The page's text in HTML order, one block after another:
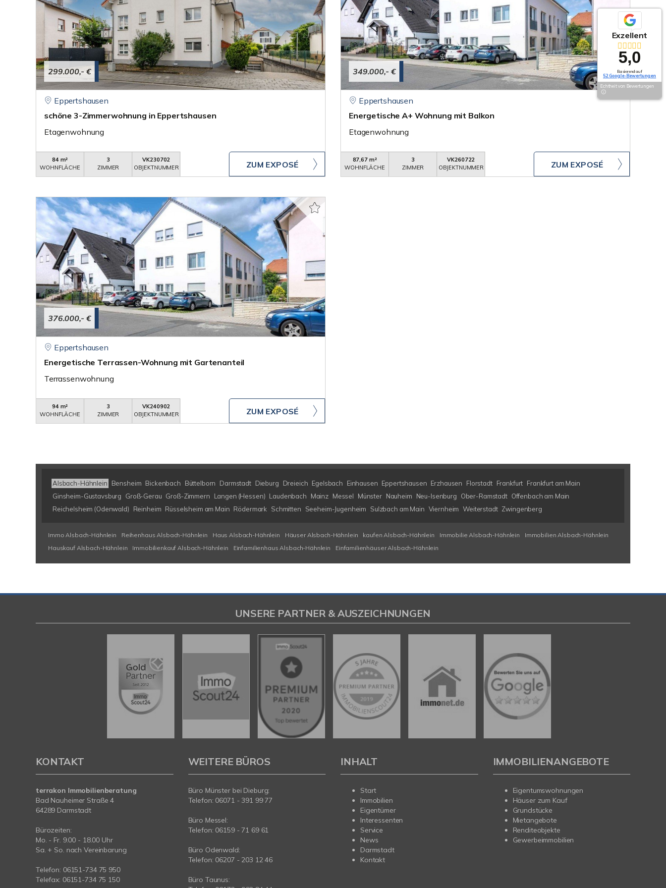
299.000,- €
Eppertshausen
schöne 3-Zimmerwohnung in Eppertshausen
Etagenwohnung
84 m²
WOHNFLÄCHE
3
ZIMMER
VK230702
OBJEKTNUMMER
ZUM EXPOSÉ
349.000,- €
Eppertshausen
Energetische A+ Wohnung mit Balkon
Etagenwohnung
87,67 m²
WOHNFLÄCHE
3
ZIMMER
VK260722
OBJEKTNUMMER
ZUM EXPOSÉ
376.000,- €
Eppertshausen
Energetische Terrassen-Wohnung mit Gartenanteil
Terrassenwohnung
94 m²
WOHNFLÄCHE
3
ZIMMER
VK240902
OBJEKTNUMMER
ZUM EXPOSÉ
Alsbach-Hähnlein Bensheim Bickenbach Büttelborn Darmstadt Dieburg Dreieich Egelsbach Einhausen Eppertshausen Erzhausen Florstadt Frankfurt Frankfurt am Main
Ginsheim-Gustavsburg
Groß-Gerau Groß-Zimmern Langen (Hessen) Laudenbach Mainz Messel Münster Nauheim Neu-Isenburg Ober-Ramstadt Offenbach am Main
Reichelsheim (Odenwald)
Reinheim Rüsselsheim am Main Rödermark Schmitten Seeheim-Jugenheim Sulzbach am Main Viernheim Weiterstadt Zwingenberg
Immo Alsbach-Hähnlein Reihenhaus Alsbach-Hähnlein Haus Alsbach-Hähnlein Häuser Alsbach-Hähnlein kaufen Alsbach-Hähnlein Immobilie Alsbach-Hähnlein
Immobilien Alsbach-Hähnlein
Hauskauf Alsbach-Hähnlein
Immobilienkauf Alsbach-Hähnlein Einfamilienhaus Alsbach-Hähnlein Einfamilienhäuser Alsbach-Hähnlein
Exzellent
5,0
Basierend auf
52 Google-Bewertungen
Echtheit von Bewertungen
UNSERE PARTNER & AUSZEICHNUNGEN
KONTAKT
terrakon Immobilienberatung
Bad Nauheimer Straße 4
64289 Darmstadt
Bürozeiten:
Mo. - Fr. 9.00 - 18.00 Uhr
Sa. + So. nach Vereinbarung
Telefon: 06151-734 75 950
Telefax: 06151-734 75 150
WEITERE BÜROS
Büro Münster bei Dieburg:
Telefon: 06071 - 391 99 77
Büro Messel:
Telefon: 06159 - 71 69 61
Büro Odenwald:
Telefon: 06207 - 203 12 46
Büro Taunus:
INHALT
Start
Immobilien
Eigentümer
Interessenten
Service
News
Darmstadt
Kontakt
IMMOBILIENANGEBOTE
Eigentumswohnungen
Häuser zum Kauf
Grundstücke
Mietangebote
Renditeobjekte
Gewerbeimmobilien